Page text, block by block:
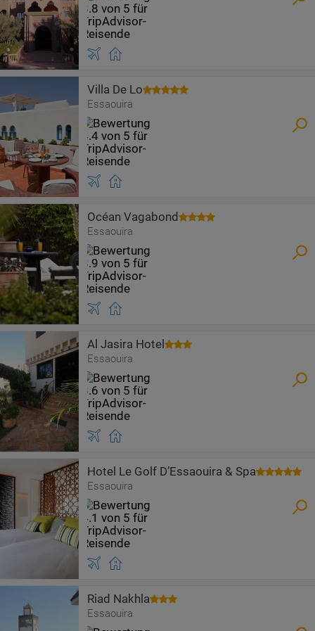
Villa De Lo
Essaouira
Océan Vagabond
Essaouira
Al Jasira Hotel
Essaouira
Hotel Le Golf D’Essaouira & Spa
Essaouira
Riad Nakhla
Essaouira